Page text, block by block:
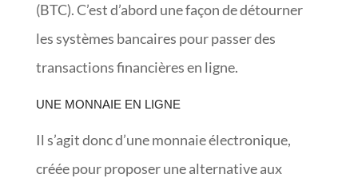
(BTC). C’est d’abord une façon de détourner
les systèmes bancaires pour passer des
transactions financières en ligne.
UNE MONNAIE EN LIGNE
Il s’agit donc d’une monnaie électronique,
créée pour proposer une alternative aux